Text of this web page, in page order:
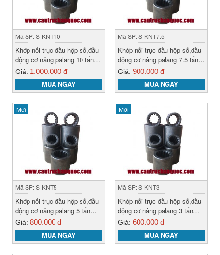
Mã SP: S-KNT10
Khớp nối trục đầu hộp số,đầu
động cơ nâng palang 10 tấn
hàn quốc
Giá: 1.000.000 đ
MUA NGAY
Mã SP: S-KNT7.5
Khớp nối trục đầu hộp số,đầu
động cơ nâng palang 7.5 tấn
hàn quốc
Giá: 900.000 đ
MUA NGAY
Mới
Mã SP: S-KNT5
Khớp nối trục đầu hộp số,đầu
động cơ nâng palang 5 tấn
hàn quốc
Giá: 800.000 đ
MUA NGAY
Mới
Mã SP: S-KNT3
Khớp nối trục đầu hộp số,đầu
động cơ nâng palang 3 tấn
hàn quốc
Giá: 600.000 đ
MUA NGAY